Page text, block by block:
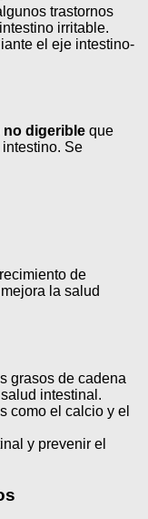
trastornos
irritable.
el eje intestino-
no digerible que
Se
de
la salud
grasos de cadena
intestinal.
como el calcio y el
y prevenir el